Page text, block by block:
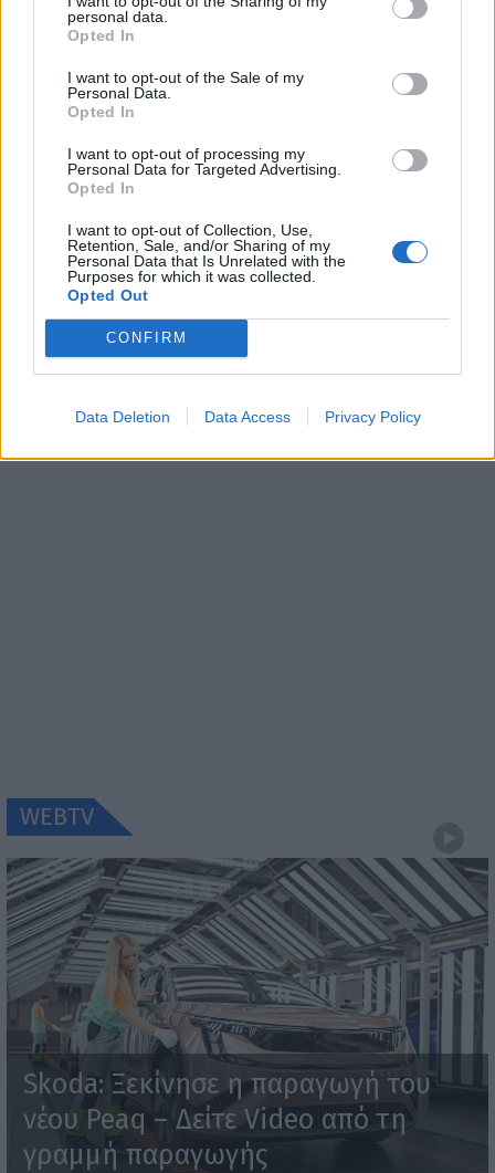
personal data.
Opted In
I want to opt-out of the Sale of my
Personal Data.
Opted In
I want to opt-out of processing my
Personal Data for Targeted Advertising.
Opted In
I want to opt-out of Collection, Use,
Retention, Sale, and/or Sharing of my
Personal Data that Is Unrelated with the
Purposes for which it was collected.
Opted Out
CONFIRM
Data Deletion Data Access Privacy Policy
6.8.2026
Δείτε Video…
6.8.2026
GAC: Πώς το software αλλάζει το αυτοκίνητο του
μέλλοντος…
6.8.2026
Mercedes-AMG GT 53 4-Door Coupe: Το αμιγώς
ηλεκτρικό GT με…
6.8.2026
WEBTV
Skoda: Ξεκίνησε η παραγωγή του
νέου Peaq – Δείτε Video από τη
γραμμή παραγωγής